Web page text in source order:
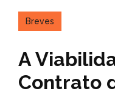
Breves
A
Contrato